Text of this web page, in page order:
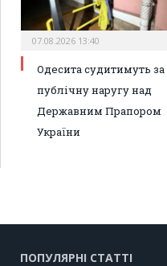
07.08.2026 13:40
Одесита судитимуть за
публічну наругу над
Державним Прапором
України
ПОПУЛЯРНІ СТАТТІ